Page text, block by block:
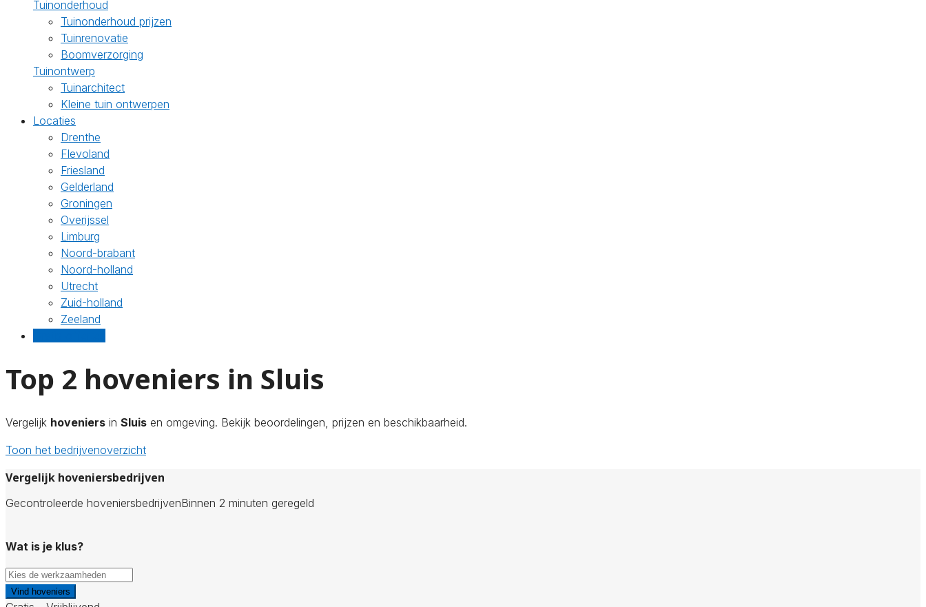
Tuinonderhoud
Tuinonderhoud prijzen
Tuinrenovatie
Boomverzorging
Tuinontwerp
Tuinarchitect
Kleine tuin ontwerpen
Locaties
Drenthe
Flevoland
Friesland
Gelderland
Groningen
Overijssel
Limburg
Noord-brabant
Noord-holland
Utrecht
Zuid-holland
Zeeland
Top 2 hoveniers in Sluis
Vergelijk hoveniers in Sluis en omgeving. Bekijk beoordelingen, prijzen en beschikbaarheid.
Toon het bedrijvenoverzicht
Vergelijk hoveniersbedrijven
Gecontroleerde hoveniersbedrijvenBinnen 2 minuten geregeld
Wat is je klus?
Vind hoveniers